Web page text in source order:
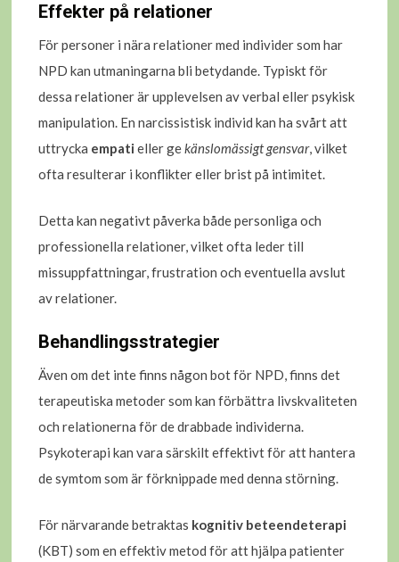
Effekter på relationer
För personer i nära relationer med individer som har
NPD kan utmaningarna bli betydande. Typiskt för
dessa relationer är upplevelsen av verbal eller psykisk
manipulation. En narcissistisk individ kan ha svårt att
uttrycka empati eller gekänslomässigt gensvar, vilket
ofta resulterar i konflikter eller brist på intimitet.
Detta kan negativt påverka både personliga och
professionella relationer, vilket ofta leder till
missuppfattningar, frustration och eventuella avslut
av relationer.
Behandlingsstrategier
Även om det inte finns någon bot för NPD, finns det
terapeutiska metoder som kan förbättra livskvaliteten
och relationerna för de drabbade individerna.
Psykoterapi kan vara särskilt effektivt för att hantera
de symtom som är förknippade med denna störning.
För närvarande betraktas kognitiv beteendeterapi
(KBT) som en effektiv metod för att hjälpa patienter